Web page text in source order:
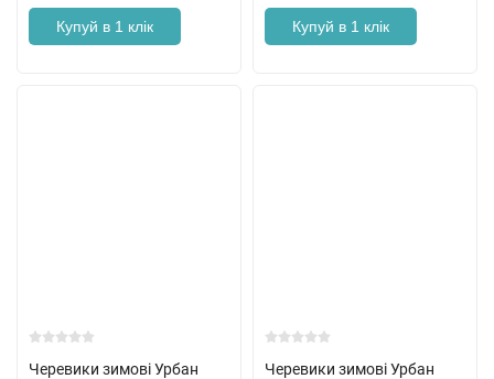
Купуй в 1 клік Купуй в 1 клік
Черевики зимові Урбан
Черевики зимові Урбан